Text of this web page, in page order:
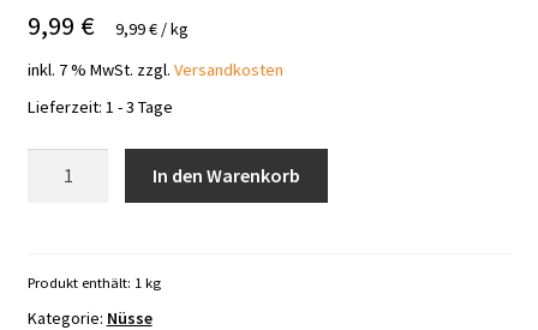
9,99 € 9,99€ /kg
inkl. 7 % MwSt. zzgl. Versandkosten
Lieferzeit: 1 - 3 Tage
Menge
In den Warenkorb
Produkt enthält: 1 kg
Kategorie: Nüsse